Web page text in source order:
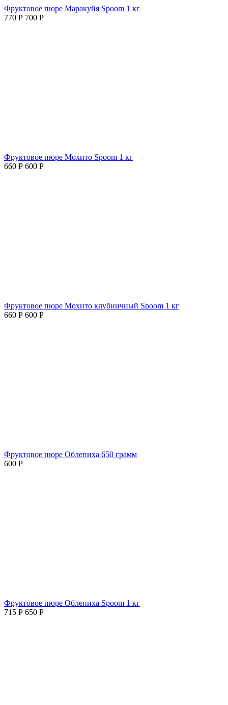
Фруктовое пюре Маракуйя Spoom 1 кг
770 Р 700 Р
Фруктовое пюре Мохито Spoom 1 кг
660 Р 600 Р
Фруктовое пюре Мохито клубничный Spoom 1 кг
660 Р 600 Р
Фруктовое пюре Облепиха 650 грамм
600 Р
Фруктовое пюре Облепиха Spoom 1 кг
715 Р 650 Р